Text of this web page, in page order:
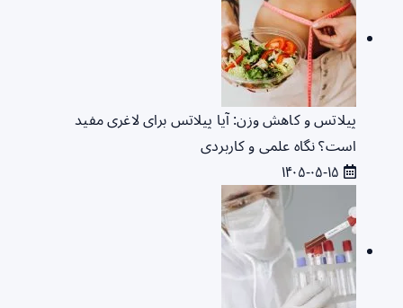
پیلاتس و کاهش وزن: آیا پیلاتس برای لاغری مفید
است؟ نگاه علمی و کاربردی